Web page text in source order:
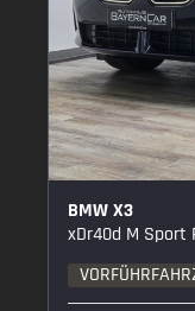
BMW X3
xDr40d M Sport